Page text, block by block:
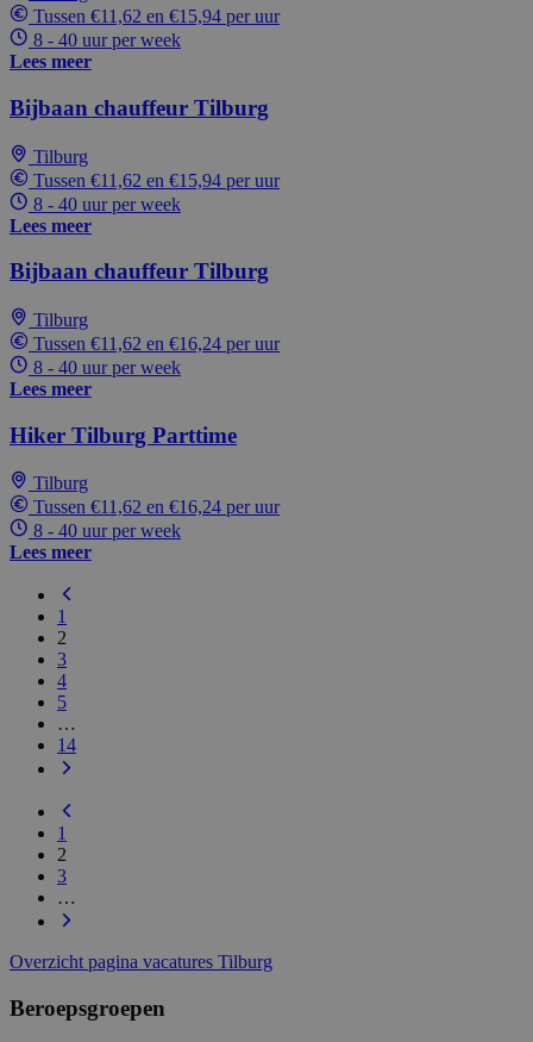
Tussen €11,62 en €15,94 per uur
8 - 40 uur per week
Lees meer
Bijbaan chauffeur Tilburg
Tilburg
Tussen €11,62 en €15,94 per uur
8 - 40 uur per week
Lees meer
Bijbaan chauffeur Tilburg
Tilburg
Tussen €11,62 en €16,24 per uur
8 - 40 uur per week
Lees meer
Hiker Tilburg Parttime
Tilburg
Tussen €11,62 en €16,24 per uur
8 - 40 uur per week
Lees meer
1
2
3
4
5
…
14
1
2
3
…
Overzicht pagina vacatures Tilburg
Beroepsgroepen